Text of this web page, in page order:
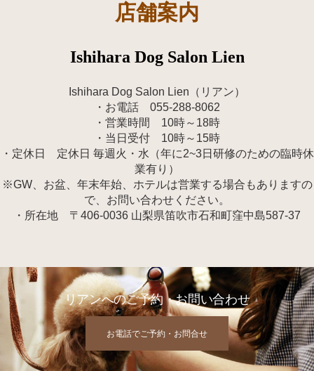
店舗案内
Ishihara Dog Salon Lien
Ishihara Dog Salon Lien（リアン）
・お電話 055-288-8062
・営業時間 10時～18時
・当日受付 10時～15時
・定休日 定休日 毎週火・水（年に2~3日研修のための臨時休
業有り）
※GW、お盆、年末年始、ホテルは営業する場合もありますの
で、お問い合わせください。
・所在地 〒406-0036 山梨県笛吹市石和町窪中島587-37
リアンへのご予約・お問い合わせ
お電話でご予約・お問合せ